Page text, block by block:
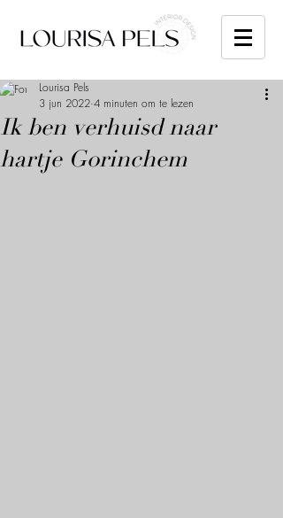
Ik ben verhuisd naar
hartje Gorinchem
Lourisa Pels
3 jun 2022 4 minuten om te lezen